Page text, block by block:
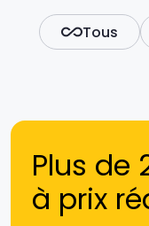
Tous
Plus de
à prix